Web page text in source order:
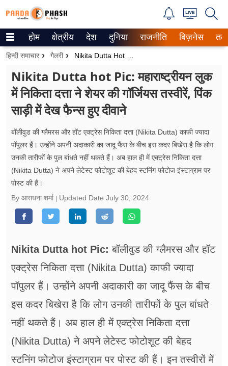
Trending on Google News
वेब स्टोरीज
उत्तर प्रदेश
गैलरी
वीडियो
रिलेशनशिप
जीवन मंत्रा
सेहत
ब्‍यूटी
जॉब्स
शिक्षा
अन्य खबरें
होम क्षेत्रीय देश दुनिया राजनीति बिज़नेस
हिन्दी समाचार गैलरी
Nikita Dutta hot Pic: महाराष्ट्रीयन लुक
में निकिता दत्ता ने शेयर की गॉर्जियस तस्वीरें, पिंक
साड़ी में देख फैन्स हुए दीवाने
बॉलीवुड की ग्लैमरस और हॉट एक्ट्रेस निकिता दत्ता (Nikita Dutta) काफी ज्यादा
पॉपुलर हैं। उन्होंने अपनी अदाकारी का जादू फैंस के बीच इस कदर बिखेरा है कि लोग
उनकी तारीफों के पुल बांधते नहीं थकते हैं। अब हाल ही में एक्ट्रेस निकिता दत्ता
(Nikita Dutta) ने अपने लेटेस्ट फोटोशूट की बेहद स्टनिंग फोटोज इंस्टाग्राम पर
पोस्ट की हैं।
By आराधना शर्मा
Updated Date July 30, 2024
Nikita Dutta hot Pic: बॉलीवुड की ग्लैमरस और हॉट
एक्ट्रेस निकिता दत्ता (Nikita Dutta) काफी ज्यादा
पॉपुलर हैं। उन्होंने अपनी अदाकारी का जादू फैंस के बीच
इस कदर बिखेरा है कि लोग उनकी तारीफों के पुल बांधते
नहीं थकते हैं। अब हाल ही में एक्ट्रेस निकिता दत्ता
(Nikita Dutta) ने अपने लेटेस्ट फोटोशूट की बेहद
स्टनिंग फोटोज इंस्टाग्राम पर पोस्ट की हैं। इन तस्वीरों में